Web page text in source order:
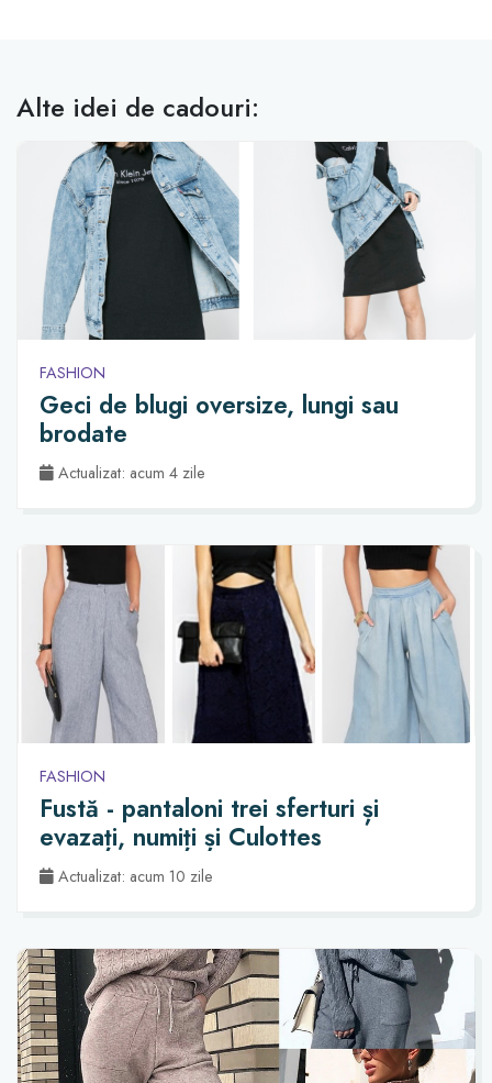
Alte idei de cadouri:
FASHION
Geci de blugi oversize, lungi sau
brodate
Actualizat: acum 4 zile
FASHION
Fustă - pantaloni trei sferturi și
evazați, numiți și Culottes
Actualizat: acum 10 zile